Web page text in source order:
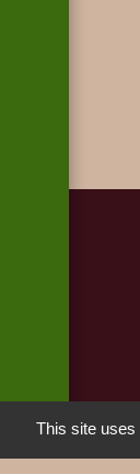
This site uses